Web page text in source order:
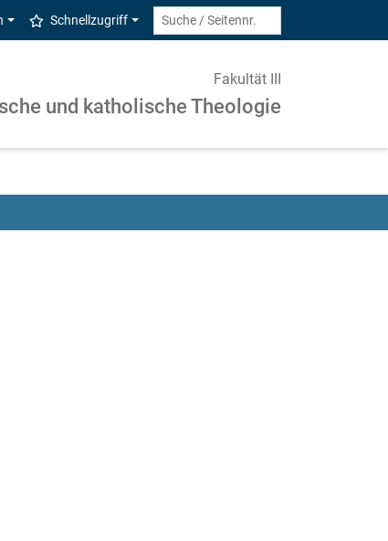
Schnellzugriff
Fakultät III
und katholische Theologie